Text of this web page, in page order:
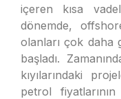
içeren kısa
dönemde,
olanları çok daha
başladı.
kıyılarındaki
petrol